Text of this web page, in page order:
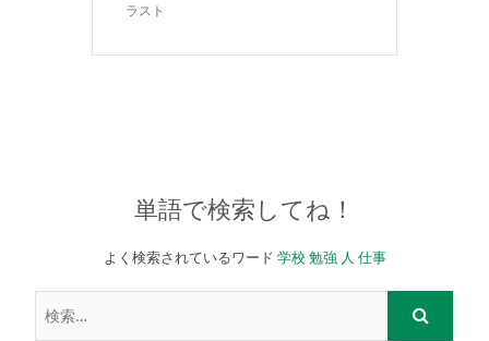
ラスト
単語で検索してね！
よく検索されているワード 学校 勉強 人 仕事